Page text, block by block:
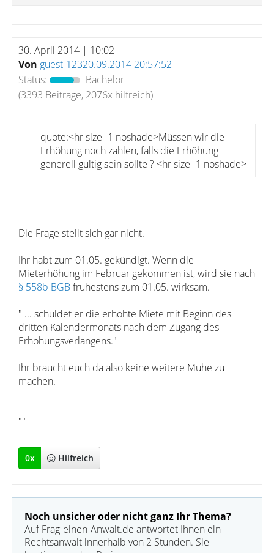
30. April 2014 | 10:02
Von guest-12320.09.2014 20:57:52
Status:
Bachelor
(3393 Beiträge, 2076x hilfreich)
quote:<hr size=1 noshade>Müssen wir die
Erhöhung noch zahlen, falls die Erhöhung
generell gültig sein sollte ? <hr size=1 noshade>
Die Frage stellt sich gar nicht.
Ihr habt zum 01.05. gekündigt. Wenn die
Mieterhöhung im Februar gekommen ist, wird sie nach
§ 558b BGBfrühestens zum 01.05. wirksam.
" ... schuldet er die erhöhte Miete mit Beginn des
dritten Kalendermonats nach dem Zugang des
Erhöhungsverlangens."
Ihr braucht euch da also keine weitere Mühe zu
machen.
-----------------
""
0x Hilfreich
Noch unsicher oder nicht ganz Ihr Thema?
Auf Frag-einen-Anwalt.de antwortet Ihnen ein
Rechtsanwalt innerhalb von 2 Stunden. Sie